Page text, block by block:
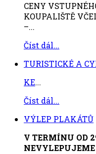
CENY
KOUPALIŠTĚ
–...
Číst dál...
TURISTICKÉ A
KE...
Číst dál...
VÝLEP PLAKÁTŮ
V TERMÍNU OD